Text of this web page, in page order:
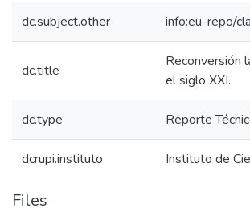
dc.subject.other info:eu-repo/
dc.title
Reconversión
el siglo XXI.
dc.type Reporte
dcrupi.instituto Instituto de
Files